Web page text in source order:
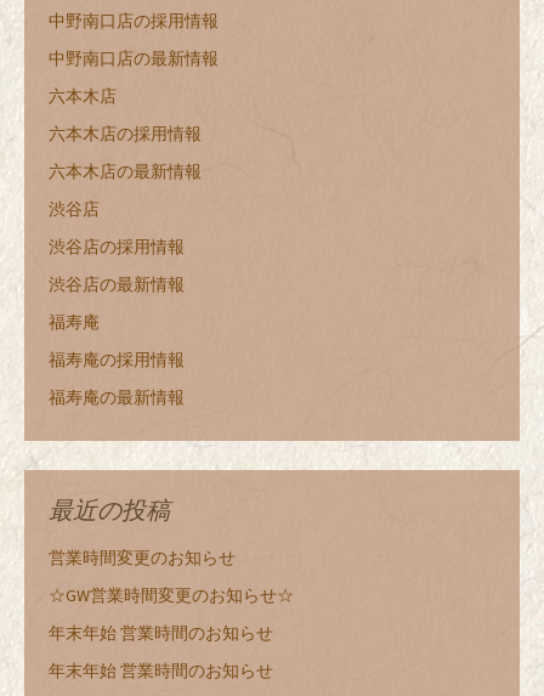
中野南口店の採用情報
中野南口店の最新情報
六本木店
六本木店の採用情報
六本木店の最新情報
渋谷店
渋谷店の採用情報
渋谷店の最新情報
福寿庵
福寿庵の採用情報
福寿庵の最新情報
最近の投稿
営業時間変更のお知らせ
☆GW営業時間変更のお知らせ☆
年末年始 営業時間のお知らせ
年末年始 営業時間のお知らせ